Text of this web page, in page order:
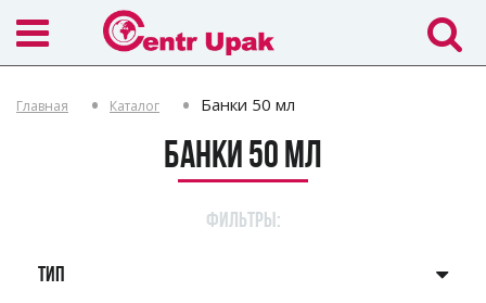
Главная Каталог Банки 50 мл
Банки 50 мл
ФИЛЬТРЫ:
ТИП